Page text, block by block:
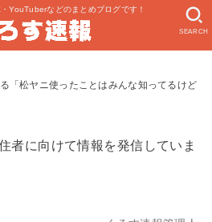
YouTuberなどのまとめブログです！
SEARCH
「松ヤニ使ったことはみんな知ってるけど
者に向けて情報を発信していま